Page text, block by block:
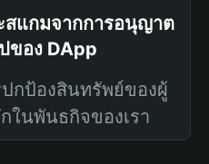
สแกมจากการอนุญาต
ของ DApp
กป้องสินทรัพย์ของผู้
ในพันธกิจของเรา